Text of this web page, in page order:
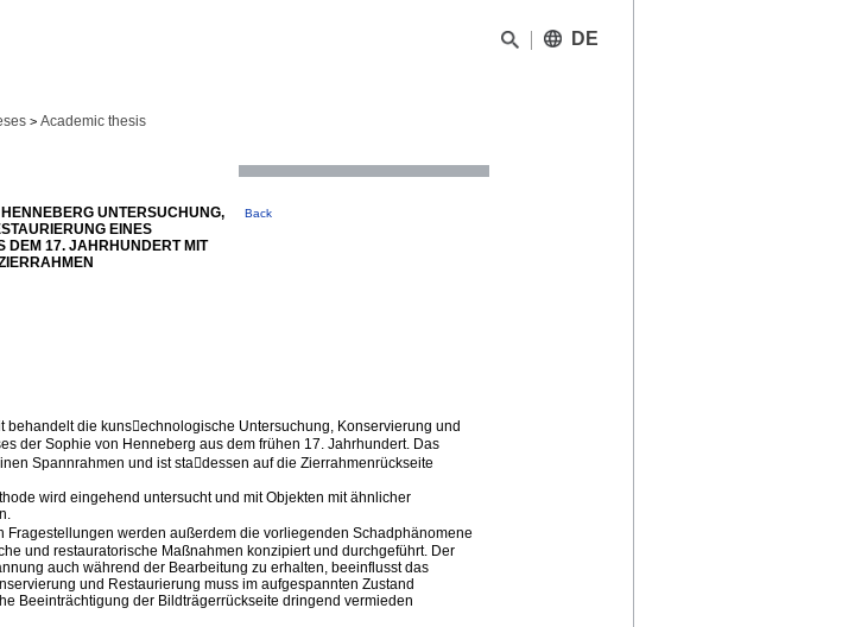
DE
> Academic thesis
UNTERSUCHUNG,
EINES
DEM 17. JAHRHUNDERT MIT
Back
behandelt die kuns􀀐echnologische Untersuchung, Konservierung und
der Sophie von Henneberg aus dem frühen 17. Jahrhundert. Das
Spannrahmen und ist sta􀀐dessen auf die Zierrahmenrückseite
wird eingehend untersucht und mit Objekten mit ähnlicher
Fragestellungen werden außerdem die vorliegenden Schadphänomene
und restauratorische Maßnahmen konzipiert und durchgeführt. Der
auch während der Bearbeitung zu erhalten, beeinflusst das
und Restaurierung muss im aufgespannten Zustand
Beeinträchtigung der Bildträgerrückseite dringend vermieden